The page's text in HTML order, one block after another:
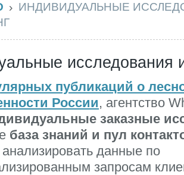
ИНДИВИДУАЛЬНЫЕ
исследования
публикаций о
России, агентство
заказные
база знаний и пул
анализировать данные по
запросам